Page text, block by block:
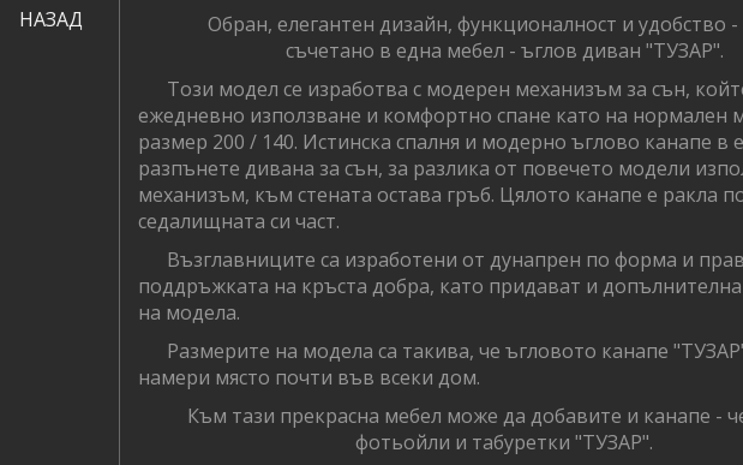
НАЗАД
Обран, елегантен дизайн, функционалност и удобство -
съчетано в една мебел - ъглов диван "ТУЗАР".
Този модел се изработва с модерен механизъм за сън,
ежедневно използване и комфортно спане като на нормален
размер 200 / 140. Истинска спалня и модерно ъглово канапе в
разпънете дивана за сън, за разлика от повечето модели
механизъм, към стената остава гръб. Цялото канапе е ракла
седалищната си част.
Възглавниците са изработени от дунапрен по форма и
поддръжката на кръста добра, като придават и допълнителна
на модела.
Размерите на модела са такива, че ъгловото канапе
намери място почти във всеки дом.
Към тази прекрасна мебел може да добавите и канапе -
фотьойли и табуретки "ТУЗАР".